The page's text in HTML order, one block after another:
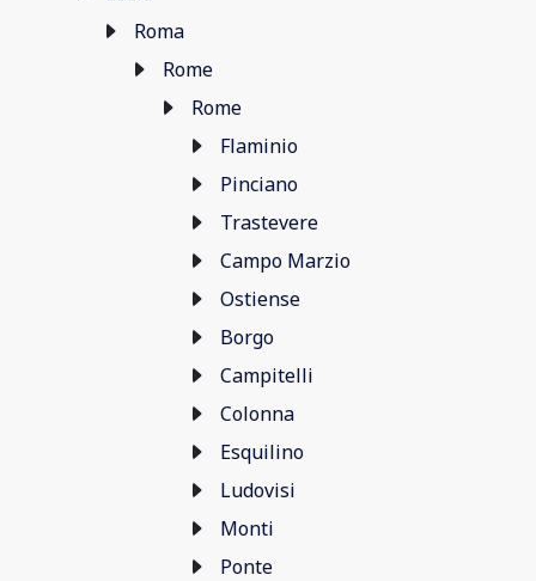
Roma
Rome
Rome
Flaminio
Pinciano
Trastevere
Campo Marzio
Ostiense
Borgo
Campitelli
Colonna
Esquilino
Ludovisi
Monti
Ponte